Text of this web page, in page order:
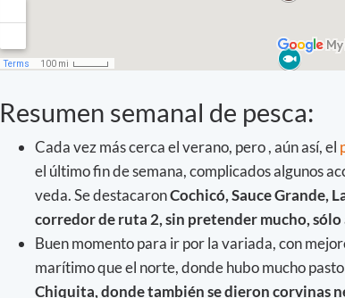
Resumen semanal de pesca:
Cada vez más cerca el verano, pero , aún así, el
el último fin de semana, complicados algunos
veda. Se destacaronCochicó, Sauce Grande,
corredor de ruta 2, sin pretender mucho,
Buen momento para ir por la variada, con
marítimo que el norte, donde hubo mucho pasto
Chiquita, donde también se dieron corvinas